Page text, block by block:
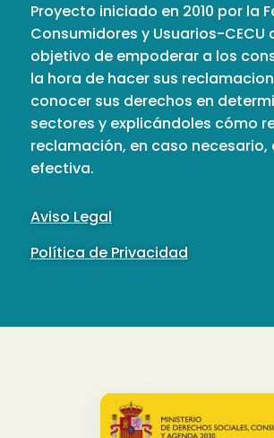
Proyecto iniciado en 2010 por la
Consumidores y Usuarios-CECU
objetivo de empoderar a los
la hora de hacer sus
conocer sus derechos en
sectores y explicándoles cómo
reclamación, en caso necesario,
efectiva.
Aviso Legal
Política de Privacidad